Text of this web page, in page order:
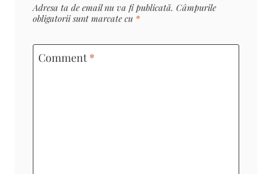
Adresa ta de email nu va fi publicată. Câmpurile
obligatorii sunt marcate cu *
Comment*